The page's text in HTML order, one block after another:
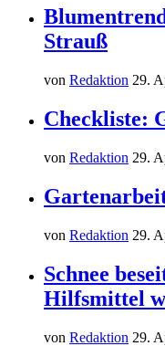
Strauß
von Redaktion 29.
Checkliste:
von Redaktion 29.
von Redaktion 29.
Schnee
Hilfsmittel
von Redaktion 29.